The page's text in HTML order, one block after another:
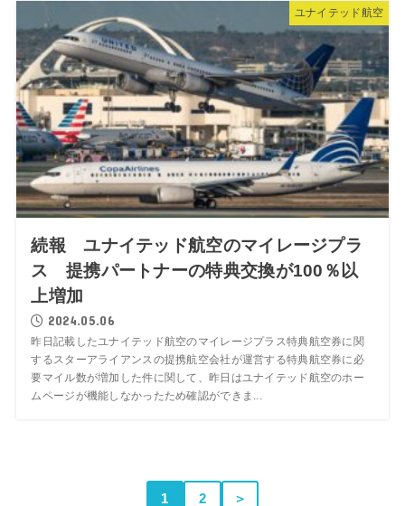
ユナイテッド航空
続報 ユナイテッド航空のマイレージプラ
ス 提携パートナーの特典交換が100％以
上増加
2024.05.06
昨日記載したユナイテッド航空のマイレージプラス特典航空券に関
するスターアライアンスの提携航空会社が運営する特典航空券に必
要マイル数が増加した件に関して、昨日はユナイテッド航空のホー
ムページが機能しなかったため確認ができま...
1 2 ＞